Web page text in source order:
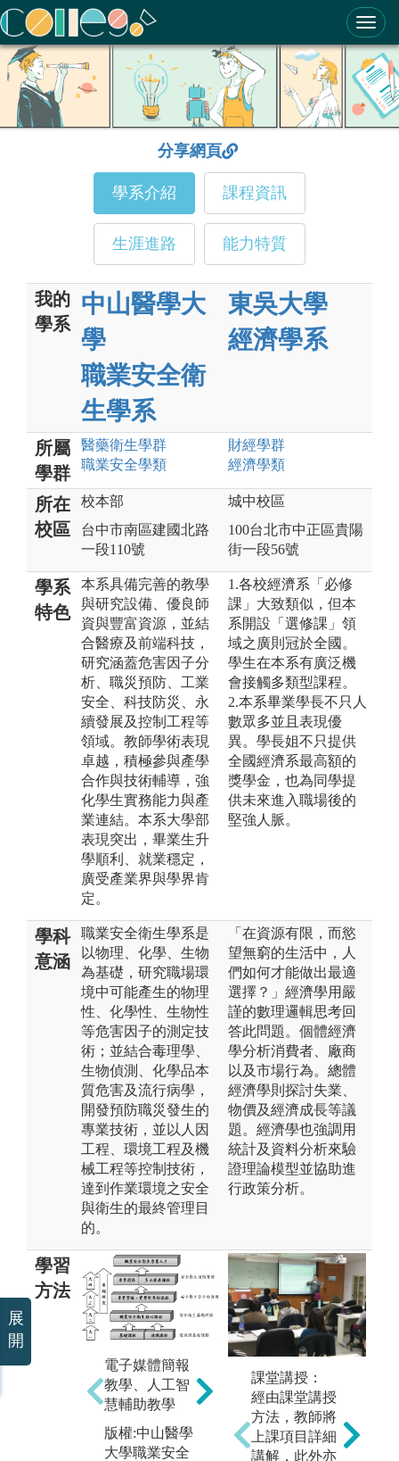
ColleGo! 大學選才與高中育才輔助系統
分享網頁
學系介紹 課程資訊
生涯進路 能力特質
我的
學系
中山醫學大
學
職業安全衛
生學系
東吳大學
經濟學系
所屬
學群
醫藥衛生學群
職業安全學類
財經學群
經濟學類
所在
校區
校本部
台中市南區建國北路
一段110號
城中校區
100台北市中正區貴陽
街一段56號
學系
特色
本系具備完善的教學
與研究設備、優良師
資與豐富資源，並結
合醫療及前端科技，
研究涵蓋危害因子分
析、職災預防、工業
安全、科技防災、永
續發展及控制工程等
領域。教師學術表現
卓越，積極參與產學
合作與技術輔導，強
化學生實務能力與產
業連結。本系大學部
表現突出，畢業生升
學順利、就業穩定，
廣受產業界與學界肯
定。
1.各校經濟系「必修
課」大致類似，但本
系開設「選修課」領
域之廣則冠於全國。
學生在本系有廣泛機
會接觸多類型課程。
2.本系畢業學長不只人
數眾多並且表現優
異。學長姐不只提供
全國經濟系最高額的
獎學金，也為同學提
供未來進入職場後的
堅強人脈。
學科
意涵
職業安全衛生學系是
以物理、化學、生物
為基礎，研究職場環
境中可能產生的物理
性、化學性、生物性
等危害因子的測定技
術；並結合毒理學、
生物偵測、化學品本
質危害及流行病學，
開發預防職災發生的
專業技術，並以人因
工程、環境工程及機
械工程等控制技術，
達到作業環境之安全
與衛生的最終管理目
的。
「在資源有限，而慾
望無窮的生活中，人
們如何才能做出最適
選擇？」經濟學用嚴
謹的數理邏輯思考回
答此問題。個體經濟
學分析消費者、廠商
以及市場行為。總體
經濟學則探討失業、
物價及經濟成長等議
題。經濟學也強調用
統計及資料分析來驗
證理論模型並協助進
行政策分析。
學習
方法
電子媒體簡報
教學、人工智
慧輔助教學
版權:中山醫學
大學職業安全
iLMS
圖解:數位學習
課堂講授：
經由課堂講授
方法，教師將
上課項目詳細
講解，此外亦
展
開